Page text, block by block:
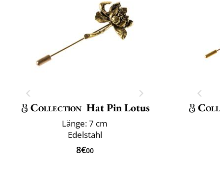
Collection Hat Pin Lotus
Länge: 7 cm
Edelstahl
8€00